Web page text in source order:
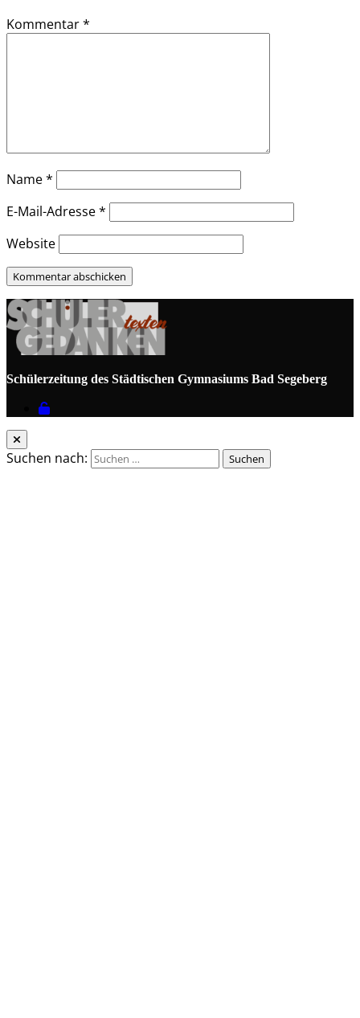
Kommentar*
Name*
E-Mail-Adresse*
Website
Schülerzeitung des Städtischen Gymnasiums Bad Segeberg
Suchen nach: